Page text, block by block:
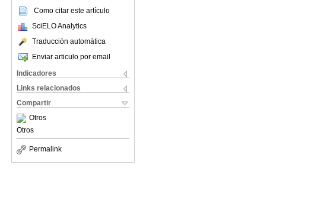
Como citar este artículo
SciELO Analytics
Traducción automática
Enviar articulo por email
Indicadores
Links relacionados
Compartir
Otros
Otros
Permalink